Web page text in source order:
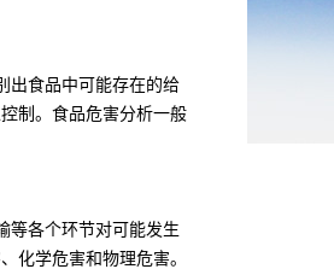
出食品中可能存在的给
制。食品危害分析一般
各个环节对可能发生
化学危害和物理危害。